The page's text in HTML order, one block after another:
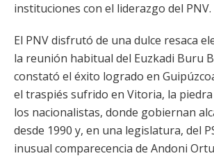
instituciones con el liderazgo del PNV.
El PNV disfrutó de una dulce resaca
la reunión habitual del Euzkadi Buru
constató el éxito logrado en
el traspiés sufrido en Vitoria, la
los nacionalistas, donde gobiernan
desde 1990 y, en una legislatura, del
inusual comparecencia de Andoni